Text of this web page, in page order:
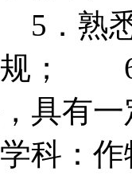
熟悉
规； 6
具有
：作